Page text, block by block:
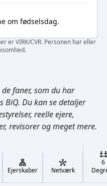
om fødselsdag.
er VIRK/CVR. Personen har eller
faner, som du har
BiQ. Du kan se detaljer
reelle ejere,
revisorer og meget mere.
Ejerskaber Netværk
6